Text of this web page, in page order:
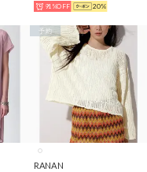
91%OFF 20%
RANAN
予約